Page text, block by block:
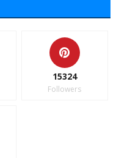
15324
Followers